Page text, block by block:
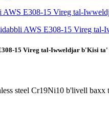
15 Vireg tal-Iwweldjar b'Kisi
steel Cr19Ni10 b'livell